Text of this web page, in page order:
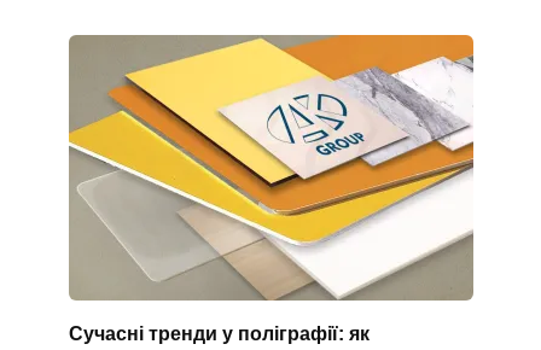
Сучасні тренди у поліграфії: як